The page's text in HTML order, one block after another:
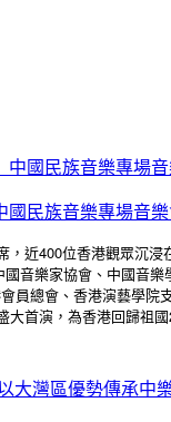
民族音樂專場音
近400位香港觀眾沉浸
音樂家協會、中國音
員總會、香港演藝學院
大首演，為香港回歸祖